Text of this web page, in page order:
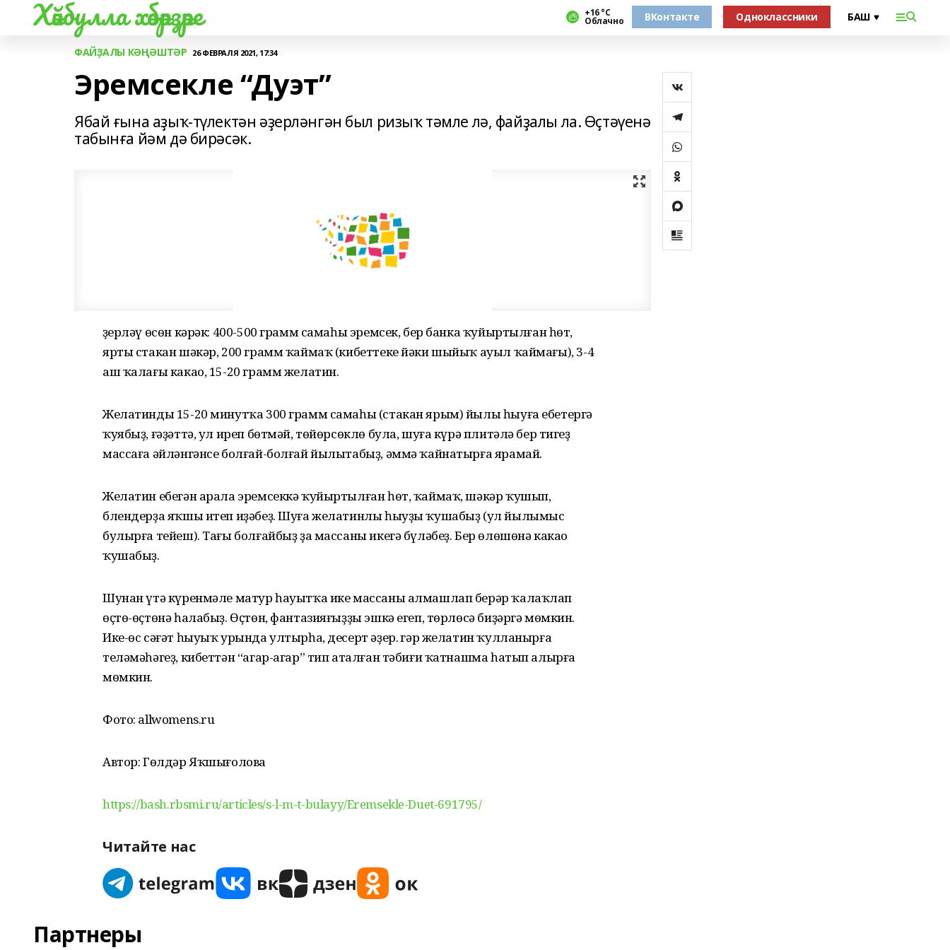
Хәйбулла хәбәрҙәре +16 °С
Облачно ВКонтакте Одноклассники
ФАЙҘАЛЫ КӘҢӘШТӘР 26 ФЕВРАЛЯ 2021, 17:34
Эремсекле “Дуэт”
Ябай ғына аҙыҡ-түлектән әҙерләнгән был ризыҡ тәмле лә, файҙалы ла. Өҫтәүенә
табынға йәм дә бирәсәк.
Әҙерләү өсөн кәрәк: 400-500 грамм самаһы эремсек, бер банка ҡуйыртылған һөт,
ярты стакан шәкәр, 200 грамм ҡаймаҡ (кибеттеке йәки шыйыҡ ауыл ҡаймағы), 3-4
аш ҡалағы какао, 15-20 грамм желатин.
Желатинды 15-20 минутҡа 300 грамм самаһы (стакан ярым) йылы һыуға ебетергә
ҡуябыҙ, ғәҙәттә, ул иреп бөтмәй, төйөрсөклө була, шуға күрә плитәлә бер тигеҙ
массаға әйләнгәнсе болғай-болғай йылытабыҙ, әммә ҡайнатырға ярамай.
Желатин ебегән арала эремсеккә ҡуйыртылған һөт, ҡаймаҡ, шәкәр ҡушып,
блендерҙа яҡшы итеп иҙәбеҙ. Шуға желатинлы һыуҙы ҡушабыҙ (ул йылымыс
булырға тейеш). Тағы болғайбыҙ ҙа массаны икегә бүләбеҙ. Бер өлөшөнә какао
ҡушабыҙ.
Шунан үтә күренмәле матур һауытҡа ике массаны алмашлап берәр ҡалаҡлап
өҫтө-өҫтөнә һалабыҙ. Өҫтөн, фантазияғыҙҙы эшкә егеп, төрлөсә биҙәргә мөмкин.
Ике-өс сәғәт һыуыҡ урында ултырһа, десерт әҙер. Әгәр желатин ҡулланырға
теләмәһәгеҙ, кибеттән “агар-агар” тип аталған тәбиғи ҡатнашма һатып алырға
мөмкин.
Фото: allwomens.ru
Автор: Гөлдәр Яҡшығолова
https://bash.rbsmi.ru/articles/s-l-m-t-bulayy/Eremsekle-Duet-691795/
Читайте нас
Партнеры